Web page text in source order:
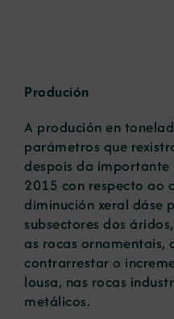
Produción
A produción en
parámetros que
despois da
2015 con respecto ao
diminución xeral dáse
subsectores dos
as rocas ornamentais,
contrarrestar o
lousa, nas rocas
metálicos.